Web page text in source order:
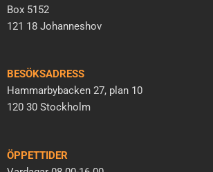
Box 5152
121 18 Johanneshov
BESÖKSADRESS
Hammarbybacken 27, plan 10
120 30 Stockholm
ÖPPETTIDER